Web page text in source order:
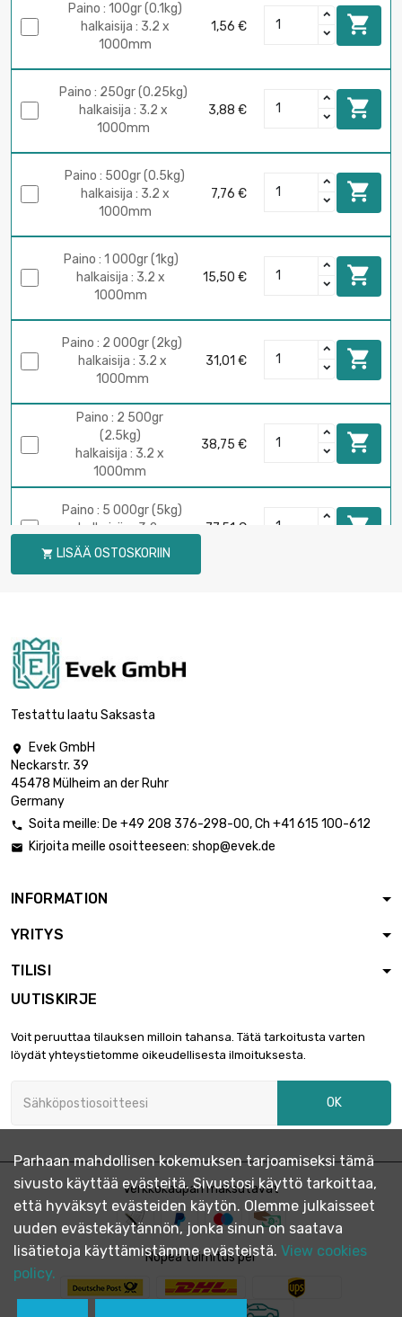
Paino : 100gr (0.1kg)
halkaisija : 3.2 x
1000mm
1,56 € 
Paino : 250gr (0.25kg)
halkaisija : 3.2 x
1000mm
3,88 € 
Paino : 500gr (0.5kg)
halkaisija : 3.2 x
1000mm
7,76 € 
Paino : 1 000gr (1kg)
halkaisija : 3.2 x
1000mm
15,50 € 
Paino : 2 000gr (2kg)
halkaisija : 3.2 x
1000mm
31,01 € 
Paino : 2 500gr
(2.5kg)
halkaisija : 3.2 x
1000mm
38,75 € 
Paino : 5 000gr (5kg)
halkaisija : 3.2 x
1000mm
77,51 € 
 LISÄÄ OSTOSKORIIN
Testattu laatu Saksasta

Evek GmbH
Neckarstr. 39
45478 Mülheim an der Ruhr
Germany
 Soita meille: De +49 208 376-298-00, Ch +41 615 100-612
 Kirjoita meille osoitteeseen: shop@evek.de
INFORMATION
YRITYS
TILISI
UUTISKIRJE
Voit peruuttaa tilauksen milloin tahansa. Tätä tarkoitusta varten
löydät yhteystietomme oikeudellisesta ilmoituksesta.
OK
Verkkokaupan maksutavat
Nopea toimitus per
Parhaan mahdollisen kokemuksen tarjoamiseksi tämä
sivusto käyttää evästeitä. Sivustosi käyttö tarkoittaa,
että hyväksyt evästeiden käytön. Olemme julkaisseet
uuden evästekäytännön, jonka sinun on saatava
lisätietoja käyttämistämme evästeistä. View cookies
policy.